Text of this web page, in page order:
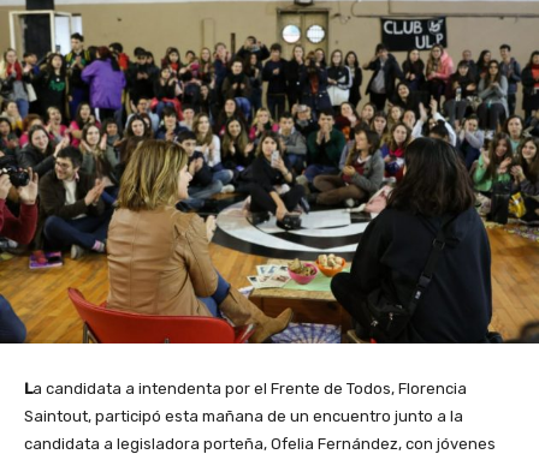
La candidata a intendenta por el Frente de Todos, Florencia
Saintout, participó esta mañana de un encuentro junto a la
candidata a legisladora porteña, Ofelia Fernández, con jóvenes